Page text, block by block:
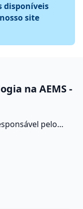
disponíveis
site
na AEMS -
pelo
cavidade bucal.